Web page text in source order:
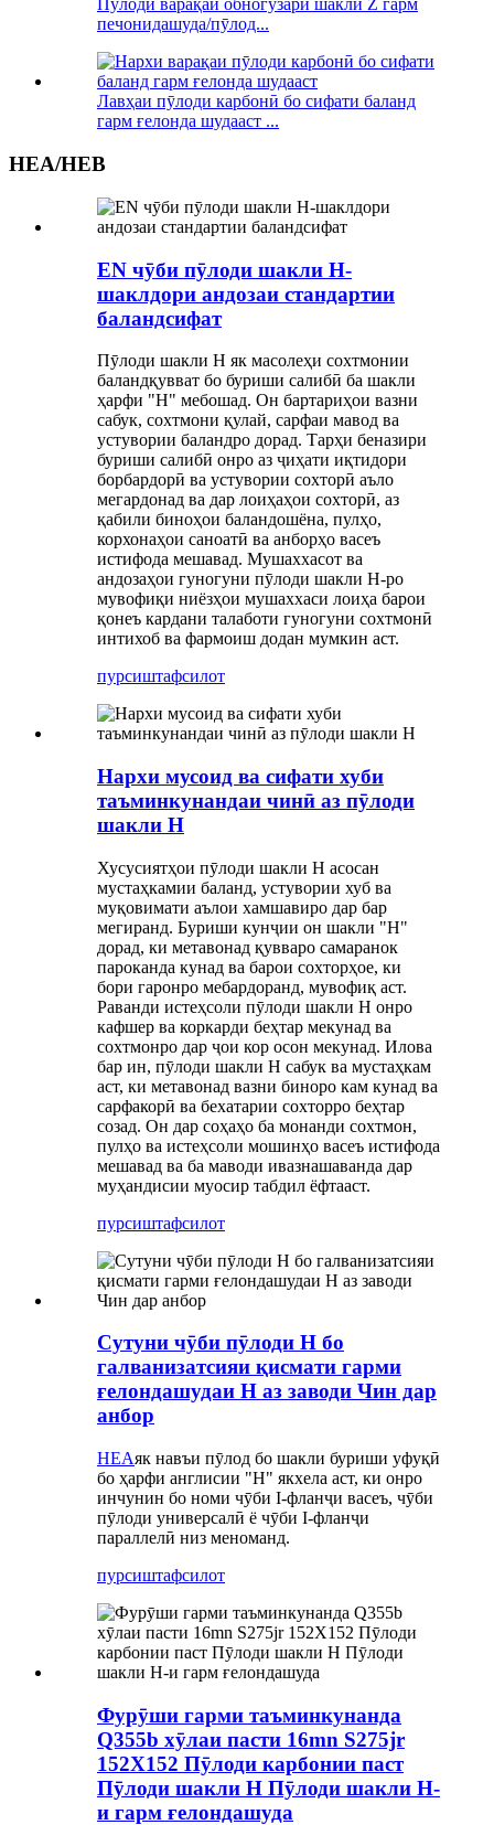
Пӯлоди варақаи обногузари шакли Z гарм
печонидашуда/пӯлод...
Лавҳаи пӯлоди карбонӣ бо сифати баланд
гарм ғелонда шудааст ...
HEA/HEB
EN чӯби пӯлоди шакли H-
шаклдори андозаи стандартии
баландсифат
Пӯлоди шакли H як масолеҳи сохтмонии
баландқувват бо буриши салибӣ ба шакли
ҳарфи "H" мебошад. Он бартариҳои вазни
сабук, сохтмони қулай, сарфаи мавод ва
устувории баландро дорад. Тарҳи беназири
буриши салибӣ онро аз ҷиҳати иқтидори
борбардорӣ ва устувории сохторӣ аъло
мегардонад ва дар лоиҳаҳои сохторӣ, аз
қабили биноҳои баландошёна, пулҳо,
корхонаҳои саноатӣ ва анборҳо васеъ
истифода мешавад. Мушаххасот ва
андозаҳои гуногуни пӯлоди шакли H-ро
мувофиқи ниёзҳои мушаххаси лоиҳа барои
қонеъ кардани талаботи гуногуни сохтмонӣ
интихоб ва фармоиш додан мумкин аст.
пурсиштафсилот
Нархи мусоид ва сифати хуби
таъминкунандаи чинӣ аз пӯлоди
шакли H
Хусусиятҳои пӯлоди шакли H асосан
мустаҳкамии баланд, устувории хуб ва
муқовимати аълои хамшавиро дар бар
мегиранд. Буриши кунҷии он шакли "H"
дорад, ки метавонад қувваро самаранок
пароканда кунад ва барои сохторҳое, ки
бори гаронро мебардоранд, мувофиқ аст.
Раванди истеҳсоли пӯлоди шакли H онро
кафшер ва коркарди беҳтар мекунад ва
сохтмонро дар ҷои кор осон мекунад. Илова
бар ин, пӯлоди шакли H сабук ва мустаҳкам
аст, ки метавонад вазни биноро кам кунад ва
сарфакорӣ ва бехатарии сохторро беҳтар
созад. Он дар соҳаҳо ба монанди сохтмон,
пулҳо ва истеҳсоли мошинҳо васеъ истифода
мешавад ва ба маводи ивазнашаванда дар
муҳандисии муосир табдил ёфтааст.
пурсиштафсилот
Сутуни чӯби пӯлоди H бо
галванизатсияи қисмати гарми
ғелондашудаи H аз заводи Чин дар
анбор
HEAяк навъи пӯлод бо шакли буриши уфуқӣ
бо ҳарфи англисии "H" якхела аст, ки онро
инчунин бо номи чӯби I-фланҷи васеъ, чӯби
пӯлоди универсалӣ ё чӯби I-фланҷи
параллелӣ низ меноманд.
пурсиштафсилот
Фурӯши гарми таъминкунанда
Q355b хӯлаи пасти 16mn S275jr
152X152 Пӯлоди карбонии паст
Пӯлоди шакли H Пӯлоди шакли H-
и гарм ғелондашуда